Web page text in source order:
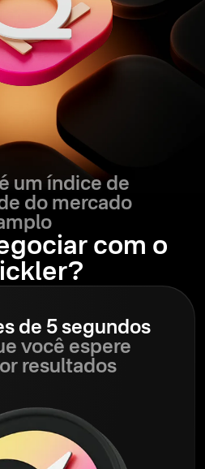
é um índice de
do mercado
com o
de 5 segundos
você espere
resultados